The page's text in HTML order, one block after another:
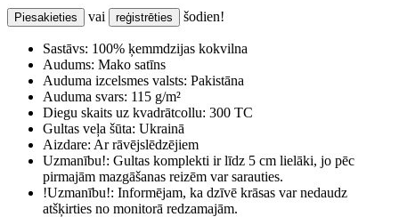
Piesakieties vai reģistrēties šodien!
Sastāvs: 100% ķemmdzijas kokvilna
Audums: Mako satīns
Auduma izcelsmes valsts: Pakistāna
Auduma svars: 115 g/m²
Diegu skaits uz kvadrātcollu: 300 TC
Gultas veļa šūta: Ukrainā
Aizdare: Ar rāvējslēdzējiem
Uzmanību!: Gultas komplekti ir līdz 5 cm lielāki, jo pēc
pirmajām mazgāšanas reizēm var sarauties.
!Uzmanību!: Informējam, ka dzīvē krāsas var nedaudz
atšķirties no monitorā redzamajām.